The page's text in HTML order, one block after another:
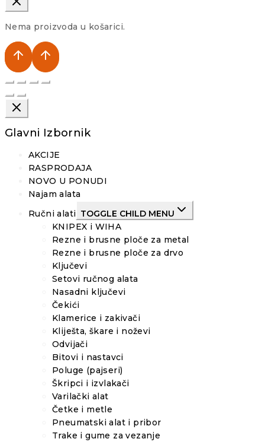
Nema proizvoda u košarici.
Glavni Izbornik
AKCIJE
RASPRODAJA
NOVO U PONUDI
Najam alata
Ručni alati TOGGLE CHILD MENU
KNIPEX i WIHA
Rezne i brusne ploče za metal
Rezne i brusne ploče za drvo
Ključevi
Setovi ručnog alata
Nasadni ključevi
Čekići
Klamerice i zakivači
Kliješta, škare i noževi
Odvijači
Bitovi i nastavci
Poluge (pajseri)
Škripci i izvlakači
Varilački alat
Četke i metle
Pneumatski alat i pribor
Trake i gume za vezanje